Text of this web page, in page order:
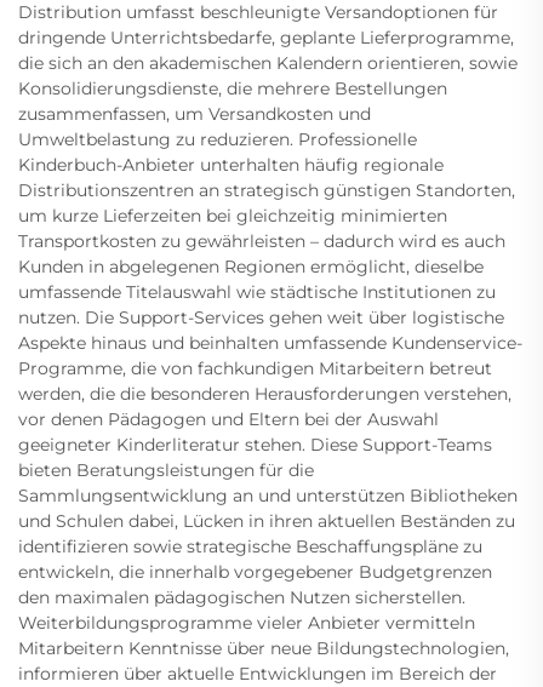
Distribution umfasst beschleunigte Versandoptionen für
dringende Unterrichtsbedarfe, geplante Lieferprogramme,
die sich an den akademischen Kalendern orientieren, sowie
Konsolidierungsdienste, die mehrere Bestellungen
zusammenfassen, um Versandkosten und
Umweltbelastung zu reduzieren. Professionelle
Kinderbuch-Anbieter unterhalten häufig regionale
Distributionszentren an strategisch günstigen Standorten,
um kurze Lieferzeiten bei gleichzeitig minimierten
Transportkosten zu gewährleisten – dadurch wird es auch
Kunden in abgelegenen Regionen ermöglicht, dieselbe
umfassende Titelauswahl wie städtische Institutionen zu
nutzen. Die Support-Services gehen weit über logistische
Aspekte hinaus und beinhalten umfassende Kundenservice-
Programme, die von fachkundigen Mitarbeitern betreut
werden, die die besonderen Herausforderungen verstehen,
vor denen Pädagogen und Eltern bei der Auswahl
geeigneter Kinderliteratur stehen. Diese Support-Teams
bieten Beratungsleistungen für die
Sammlungsentwicklung an und unterstützen Bibliotheken
und Schulen dabei, Lücken in ihren aktuellen Beständen zu
identifizieren sowie strategische Beschaffungspläne zu
entwickeln, die innerhalb vorgegebener Budgetgrenzen
den maximalen pädagogischen Nutzen sicherstellen.
Weiterbildungsprogramme vieler Anbieter vermitteln
Mitarbeitern Kenntnisse über neue Bildungstechnologien,
informieren über aktuelle Entwicklungen im Bereich der